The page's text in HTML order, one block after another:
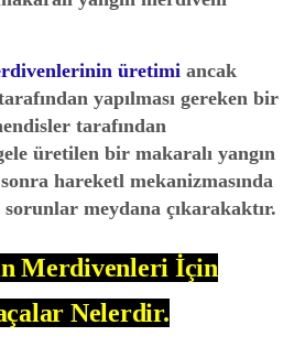
üretimi ancak
yapılması gereken bir
tarafından
üretilen bir makaralı yangın
hareketl mekanizmasında
sorunlar meydana çıkarakaktır.
Merdivenleri İçin
Nelerdir.